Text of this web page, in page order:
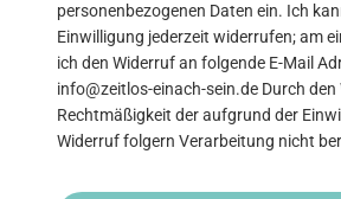
personenbezogenen Daten ein. Ich
Einwilligung jederzeit widerrufen; am
ich den Widerruf an folgende E-Mail
info@zeitlos-einach-sein.de Durch
Rechtmäßigkeit der aufgrund der
Widerruf folgern Verarbeitung nicht